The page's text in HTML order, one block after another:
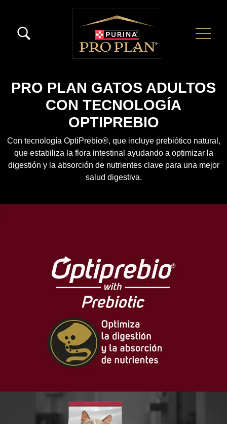
Menú Secundario Pro Plan
Menú Principal Pro Plan
PRO PLAN GATOS ADULTOS
CON TECNOLOGÍA
OPTIPREBIO
Con tecnología OptiPrebio®, que incluye prebiótico natural,
que estabiliza la flora intestinal ayudando a optimizar la
digestión y la absorción de nutrientes clave para una mejor
salud digestiva.